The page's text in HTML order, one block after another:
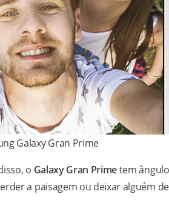
Galaxy Gran Prime
o Galaxy Gran Primetem
a paisagem ou deixar alguém